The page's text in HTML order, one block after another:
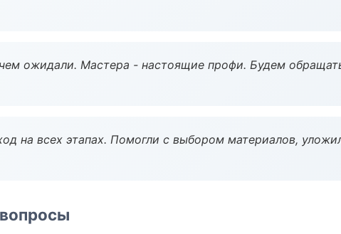
ожидали. Мастера - настоящие профи. Будем
на всех этапах. Помогли с выбором материалов,